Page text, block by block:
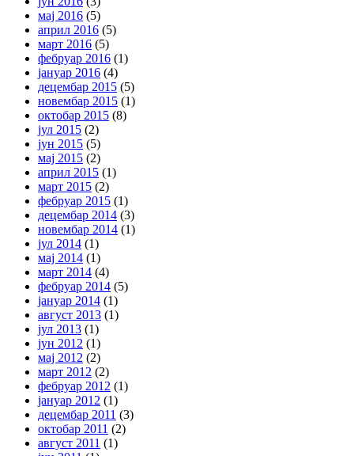
мај 2016 (5)
април 2016 (5)
март 2016 (5)
фебруар 2016 (1)
јануар 2016 (4)
децембар 2015 (5)
новембар 2015 (1)
октобар 2015 (8)
јул 2015 (2)
јун 2015 (5)
мај 2015 (2)
април 2015 (1)
март 2015 (2)
фебруар 2015 (1)
децембар 2014 (3)
новембар 2014 (1)
јул 2014 (1)
мај 2014 (1)
март 2014 (4)
фебруар 2014 (5)
јануар 2014 (1)
август 2013 (1)
јул 2013 (1)
јун 2012 (1)
мај 2012 (2)
март 2012 (2)
фебруар 2012 (1)
јануар 2012 (1)
децембар 2011 (3)
октобар 2011 (2)
август 2011 (1)